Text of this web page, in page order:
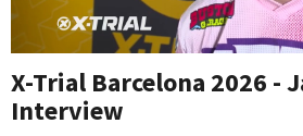
X-Trial Barcelona 2026 -
Interview